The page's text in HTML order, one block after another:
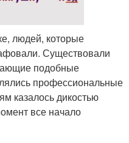
людей, которые
Существовали
подобные
профессиональные
казалось дикостью
все начало